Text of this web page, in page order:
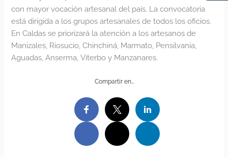
con mayor vocación artesanal del país. La convocatoria
está dirigida a los grupos artesanales de todos los oficios.
En Caldas se priorizará la atención a los artesanos de
Manizales, Riosucio, Chinchiná, Marmato, Pensilvania,
Aguadas, Anserma, Viterbo y Manzanares.
Compartir en…